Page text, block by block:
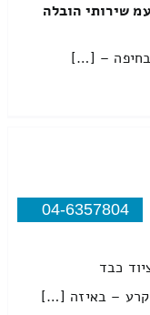
שירותי הובלה
בחיפה – […]
04-6357804
כבד
קרע – באיזה […]